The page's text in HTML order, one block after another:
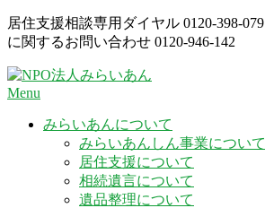
Skip
to
content
居住支援相談専用ダイヤル 0120-398-079
に関するお問い合わせ 0120-946-142
Menu
みらいあんについて
みらいあんしん事業について
居住支援について
相続遺言について
遺品整理について